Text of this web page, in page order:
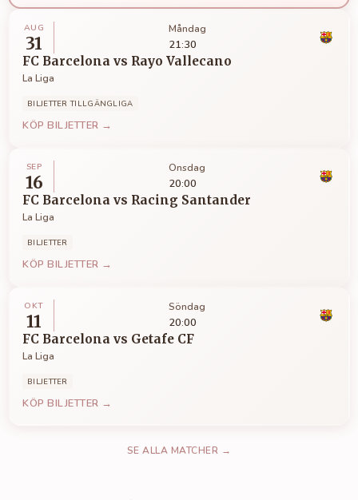
AUG
31
Måndag
21:30
FC Barcelona vs Rayo Vallecano
La Liga
BILJETTER TILLGÄNGLIGA
KÖP BILJETTER →
SEP
16
Onsdag
20:00
FC Barcelona vs Racing Santander
La Liga
BILJETTER
KÖP BILJETTER →
OKT
11
Söndag
20:00
FC Barcelona vs Getafe CF
La Liga
BILJETTER
KÖP BILJETTER →
SE ALLA MATCHER →